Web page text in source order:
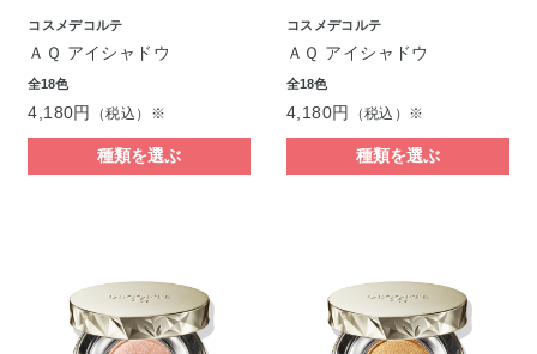
コスメデコルテ
ＡＱ アイシャドウ
全18色
4,180円 （税込）※
種類を選ぶ
コスメデコルテ
ＡＱ アイシャドウ
全18色
4,180円 （税込）※
種類を選ぶ